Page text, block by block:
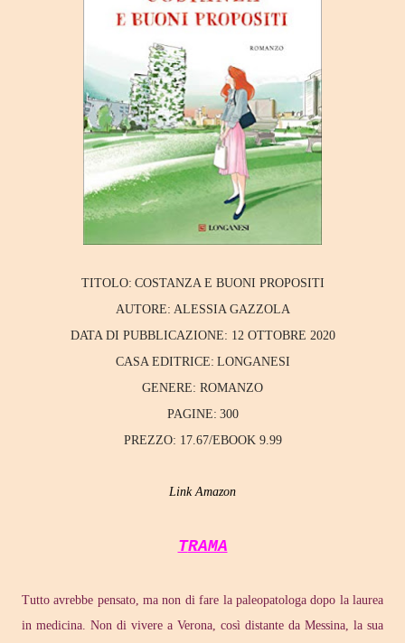
TITOLO: COSTANZA E BUONI PROPOSITI
AUTORE: ALESSIA GAZZOLA
DATA DI PUBBLICAZIONE: 12 OTTOBRE 2020
CASA EDITRICE: LONGANESI
GENERE: ROMANZO
PAGINE: 300
PREZZO: 17.67/EBOOK 9.99
Link Amazon
TRAMA
Tutto avrebbe pensato, ma non di fare la paleopatologa dopo la laurea
in medicina. Non di vivere a Verona, così distante da Messina, la sua